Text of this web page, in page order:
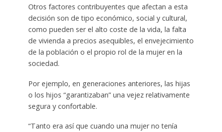
Otros factores contribuyentes que afectan a esta
decisión son de tipo económico, social y cultural,
como pueden ser el alto coste de la vida, la falta
de vivienda a precios asequibles, el envejecimiento
de la población o el propio rol de la mujer en la
sociedad.
Por ejemplo, en generaciones anteriores, las hijas
o los hijos “garantizaban” una vejez relativamente
segura y confortable.
“Tanto era así que cuando una mujer no tenía